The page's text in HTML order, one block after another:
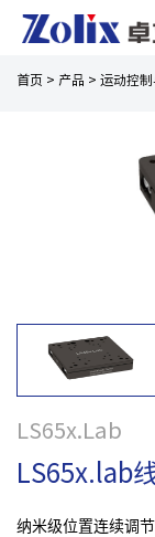
首页 > 产品 > 运动控
LS65x.Lab
LS65x.lab
纳米级位置连续调